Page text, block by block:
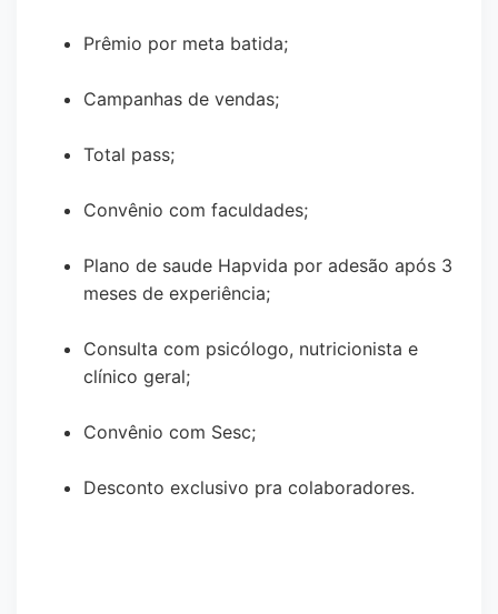
Prêmio por meta batida;
Campanhas de vendas;
Total pass;
Convênio com faculdades;
Plano de saude Hapvida por adesão após 3
meses de experiência;
Consulta com psicólogo, nutricionista e
clínico geral;
Convênio com Sesc;
Desconto exclusivo pra colaboradores.